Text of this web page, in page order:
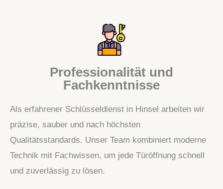
Professionalität und
Fachkenntnisse
Als erfahrener Schlüsseldienst in Hinsel arbeiten wir
präzise, sauber und nach höchsten
Qualitätsstandards. Unser Team kombiniert moderne
Technik mit Fachwissen, um jede Türöffnung schnell
und zuverlässig zu lösen.